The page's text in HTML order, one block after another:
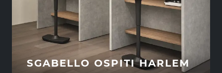
SGABELLO OSPITI HARLEM